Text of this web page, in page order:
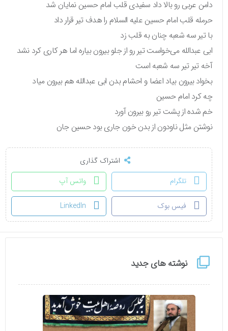
نوشته های جدید
دامن عربی رو بالا داد سفیدی قلب امام حسین نمایان شد
حرمله قلب امام حسین علیه السلام را هدف تیر قرار داد
با تیر سه شعبه چنان به قلب زد
ابی عبدالله می‌خواست تیر رو از جلو بیرون بیاره اما هر کاری کرد نشد‌
آخه تیر تیر سه شعبه است
بخواد بیرون بیاد اعضا و احشام بدن ابی عبدالله هم بیرون میاد
چه کرد امام حسین
خم شده از پشت تیر رو بیرون آورد
نوشتن مثل ناودون از بدن خون جاری بود حسین جان
اشتراک گذاری
تلگرام
واتس آپ
فیس بوک LinkedIn